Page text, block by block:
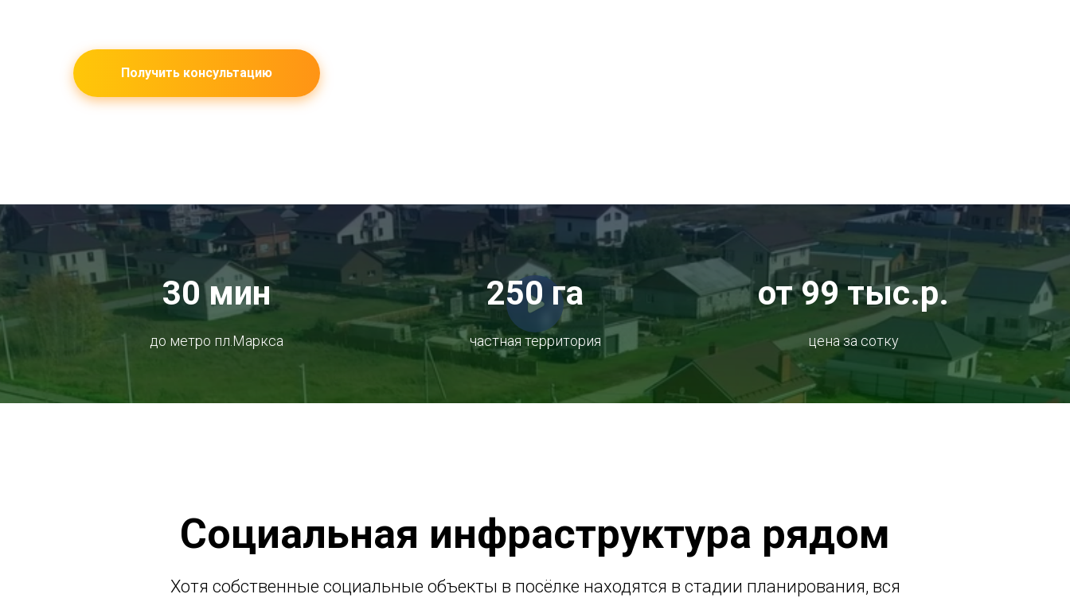
Получить консультацию
30 мин
до метро пл.Маркса
250 га
частная территория
от 99 тыс.р.
цена за сотку
Социальная инфраструктура рядом
Хотя собственные социальные объекты в посёлке находятся в стадии планирования, вся